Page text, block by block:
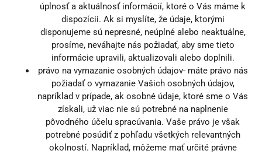
úplnosť a aktuálnosť informácií, ktoré o Vás máme k
dispozícii. Ak si myslíte, že údaje, ktorými
disponujeme sú nepresné, neúplné alebo neaktuálne,
prosíme, neváhajte nás požiadať, aby sme tieto
informácie upravili, aktualizovali alebo doplnili.
právo na vymazanie osobných údajov- máte právo nás
požiadať o vymazanie Vašich osobných údajov,
napríklad v prípade, ak osobné údaje, ktoré sme o Vás
získali, už viac nie sú potrebné na naplnenie
pôvodného účelu spracúvania. Vaše právo je však
potrebné posúdiť z pohľadu všetkých relevantných
okolností. Napríklad, môžeme mať určité právne